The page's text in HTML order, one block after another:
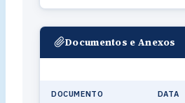
Documentos e Anexos
DOCUMENTO DATA